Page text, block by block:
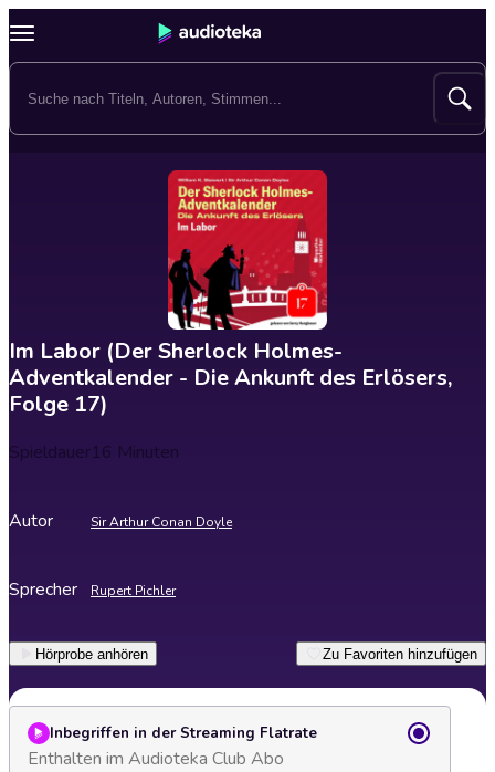
Im Labor (Der Sherlock Holmes-
Adventkalender - Die Ankunft des Erlösers,
Folge 17)
Spieldauer16 Minuten
Autor Sir Arthur Conan Doyle
Sprecher Rupert Pichler
Hörprobe anhören Zu Favoriten hinzufügen
Inbegriffen in der Streaming Flatrate
Enthalten im Audioteka Club Abo